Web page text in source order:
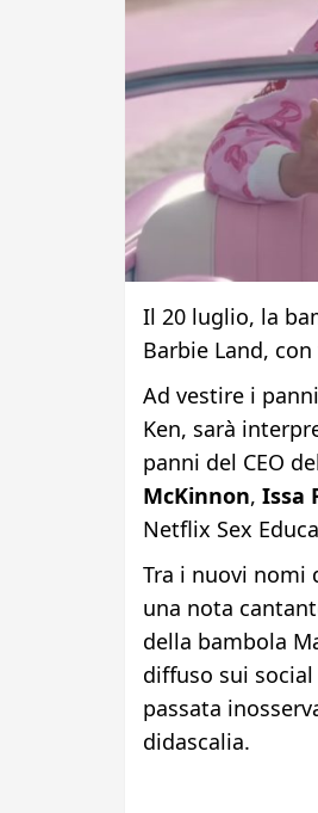
Il 20 luglio, la
Barbie Land,
Ad vestire i
Ken, sarà
panni del CEO
McKinnon, Issa
Netflix Sex
Tra i nuovi nomi
una nota
della bambola
diffuso sui
passata
didascalia.